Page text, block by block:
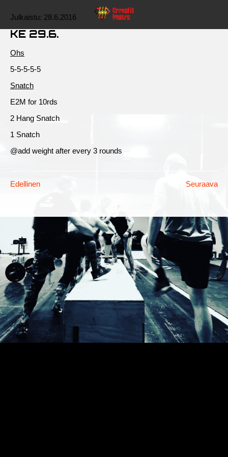
Julkaistu: 28.6.2016
KE 29.6.
Ohs
5-5-5-5-5
Snatch
E2M for 10rds
2 Hang Snatch
1 Snatch
@add weight after every 3 rounds
Edellinen Seuraava